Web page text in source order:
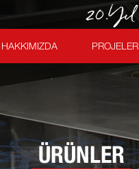
HAKKIMIZDA PROJELER
ÜRÜNLER